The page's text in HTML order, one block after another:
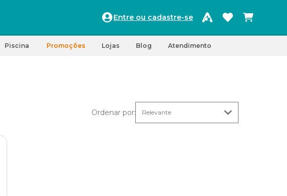
Entre ou cadastre-se
Piscina Promoções Lojas Blog Atendimento
Ordenar por: